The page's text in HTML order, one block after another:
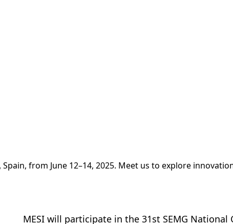
from June 12–14, 2025. Meet us to explore
MESI will participate in the 31st SEMG